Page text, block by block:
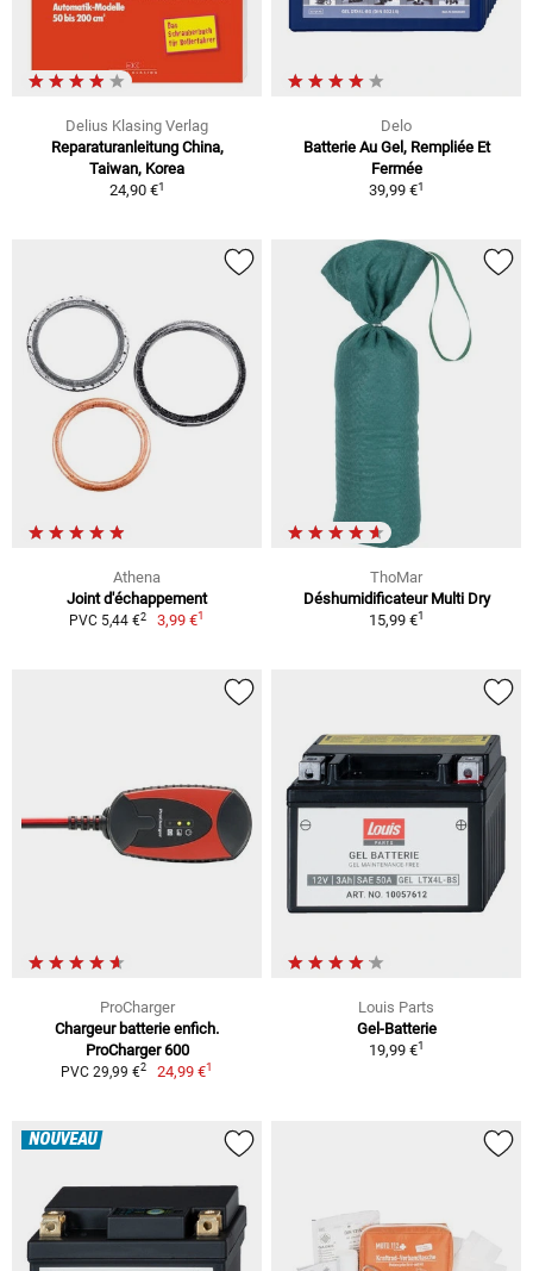
Delius Klasing Verlag
Reparaturanleitung China,
Taiwan, Korea
24,90 €1
Delo
Batterie Au Gel, Rempliée Et
Fermée
39,99 €1
Athena
Joint d'échappement
PVC 5,44 €2 3,99 €1
ThoMar
Déshumidificateur Multi Dry
15,99 €1
ProCharger
Chargeur batterie enfich.
ProCharger 600
PVC 29,99 €2 24,99 €1
Louis Parts
Gel-Batterie
19,99 €1
NOUVEAU